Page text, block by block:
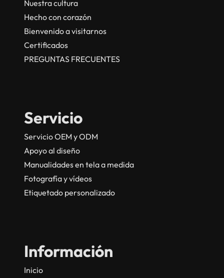
Nuestra cultura
Hecho con corazón
Bienvenido a visitarnos
Certificados
PREGUNTAS FRECUENTES
Servicio
Servicio OEM y ODM
Apoyo al diseño
Manualidades en tela a medida
Fotografía y vídeos
Etiquetado personalizado
Información
Inicio